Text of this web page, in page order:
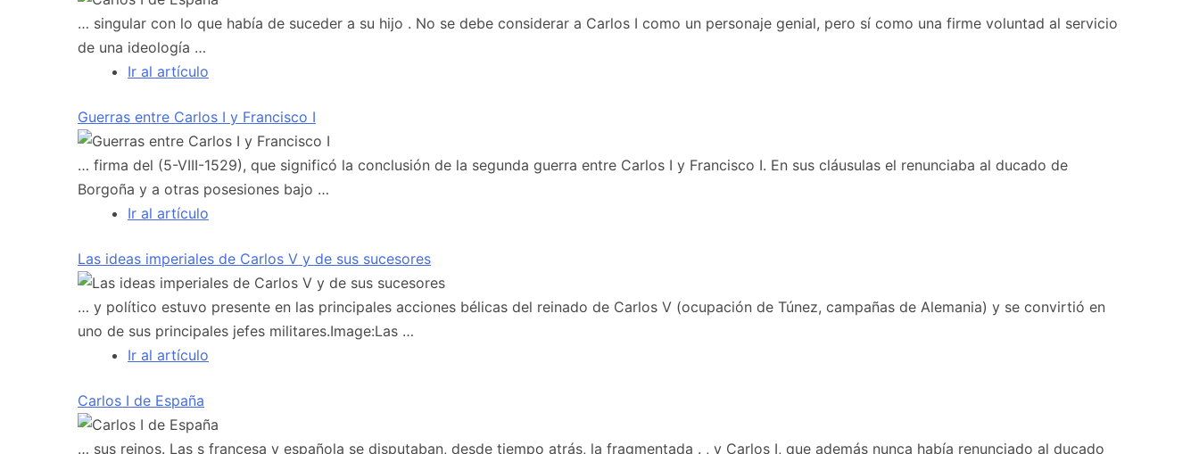
… singular con lo que había de suceder a su hijo . No se debe considerar a Carlos I como un personaje genial, pero sí como una firme voluntad al servicio
de una ideología …
Ir al artículo
Guerras entre Carlos I y Francisco I
… firma del (5-VIII-1529), que significó la conclusión de la segunda guerra entre Carlos I y Francisco I. En sus cláusulas el renunciaba al ducado de
Borgoña y a otras posesiones bajo …
Ir al artículo
Las ideas imperiales de Carlos V y de sus sucesores
… y político estuvo presente en las principales acciones bélicas del reinado de Carlos V (ocupación de Túnez, campañas de Alemania) y se convirtió en
uno de sus principales jefes militares.Image:Las …
Ir al artículo
Carlos I de España
… sus reinos. Las s francesa y española se disputaban, desde tiempo atrás, la fragmentada . , y Carlos I, que además nunca había renunciado al ducado